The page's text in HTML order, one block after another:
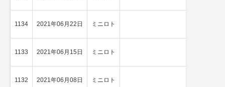
1134 2021年06月22日 ミニロト
1133 2021年06月15日 ミニロト
1132 2021年06月08日 ミニロト